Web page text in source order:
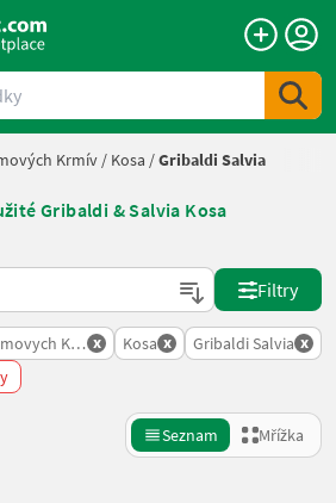
Krmív / Kosa /Gribaldi Salvia
Gribaldi & Salvia Kosa
Landwirt.com
Filtry
Krmiv
x Kosa x Gribaldi Salvia x
Seznam Mřížka